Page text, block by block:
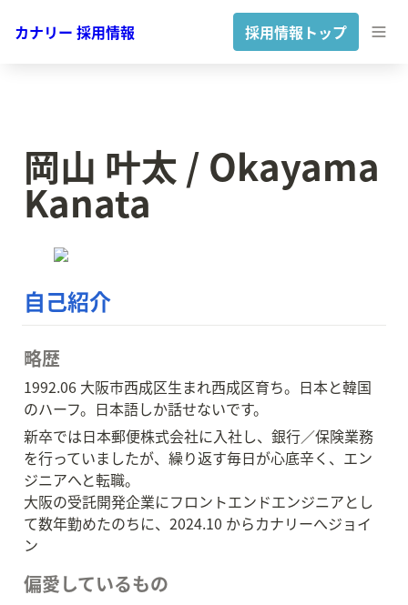
カナリー 採用情報 採用情報トップ
岡山 叶太 / Okayama
Kanata
自己紹介
略歴
1992.06 大阪市西成区生まれ西成区育ち。日本と韓国
のハーフ。日本語しか話せないです。
新卒では日本郵便株式会社に入社し、銀行／保険業務
を行っていましたが、繰り返す毎日が心底辛く、エン
ジニアへと転職。
大阪の受託開発企業にフロントエンドエンジニアとし
て数年勤めたのちに、2024.10 からカナリーへジョイ
ン
偏愛しているもの